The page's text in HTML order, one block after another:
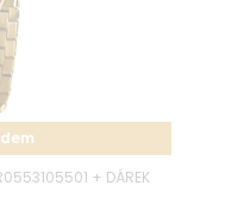
+ DÁREK